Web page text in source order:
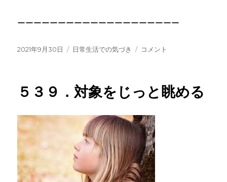
ーーーーーーーーーーーーーーーーーーーー
投
2021年9月30日
カ
ー
日常生活での気づき
５
動
車
か
ら
の
気
づ
コメント
５３９．対象をじっと眺める